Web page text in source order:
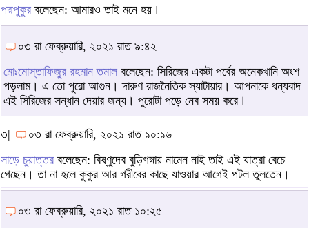
পদ্মপুকুর বলেছেন: আমারও তাই মনে হয়।
০৩ রা ফেব্রুয়ারি, ২০২১ রাত ৯:৪২
মোঃমোস্তাফিজুর রহমান তমাল বলেছেন: সিরিজের একটা পর্বের অনেকখানি অংশ
পড়লাম। এ তো পুরো আগুন। দারুণ রাজনৈতিক স্যাটায়ার। আপনাকে ধন্যবাদ
এই সিরিজের সন্ধান দেয়ার জন্য। পুরোটা পড়ে নেব সময় করে।
৩|
০৩ রা ফেব্রুয়ারি, ২০২১ রাত ১০:১৬
সাড়ে চুয়াত্তর বলেছেন: বিষ্ণুদেব বুড়িগঙ্গায় নামেন নাই তাই এই যাত্রা বেচে
গেছেন। তা না হলে কুকুর আর গরীবের কাছে যাওয়ার আগেই পটল তুলতেন।
০৩ রা ফেব্রুয়ারি, ২০২১ রাত ১০:২৫